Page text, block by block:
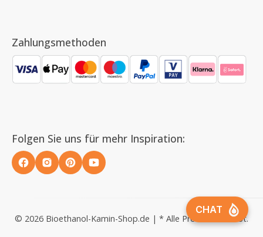
Zahlungsmethoden
Folgen Sie uns für mehr Inspiration:
© 2026 Bioethanol-Kamin-Shop.de | * Alle Preise inkl. MwSt.